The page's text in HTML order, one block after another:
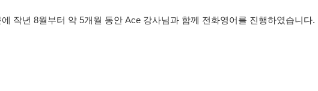
작년 8월부터 약 5개월 동안 Ace 강사님과 함께 전화영어를 진행하였습니다.